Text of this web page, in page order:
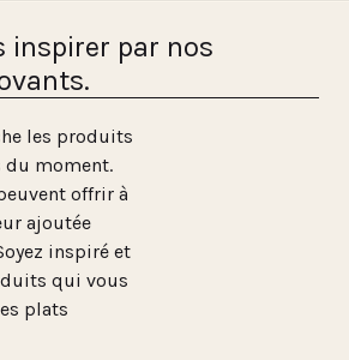
inspirer par nos
les produits
du moment.
offrir à
ajoutée
inspiré et
qui vous
plats